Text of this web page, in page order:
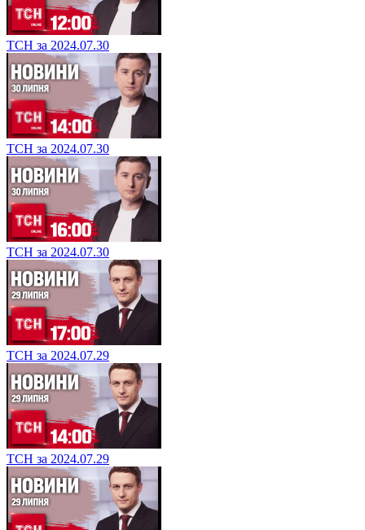
ТСН за 2024.07.30
ТСН за 2024.07.30
ТСН за 2024.07.30
ТСН за 2024.07.29
ТСН за 2024.07.29